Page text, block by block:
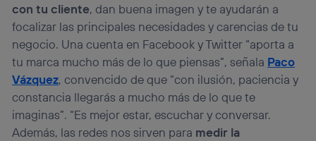
con tu cliente, dan buena imagen y te ayudarán a
focalizar las principales necesidades y carencias de tu
negocio. Una cuenta en Facebook y Twitter “aporta a
tu marca mucho más de lo que piensas”, señala Paco
Vázquez, convencido de que “con ilusión, paciencia y
constancia llegarás a mucho más de lo que te
imaginas”. “Es mejor estar, escuchar y conversar.
Además, las redes nos sirven para medir la